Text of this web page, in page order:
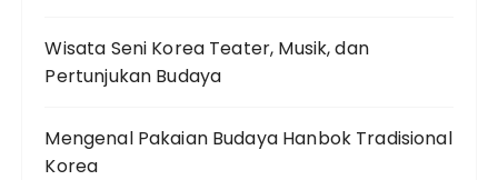
Wisata Seni Korea Teater, Musik, dan
Pertunjukan Budaya
Mengenal Pakaian Budaya Hanbok Tradisional
Korea